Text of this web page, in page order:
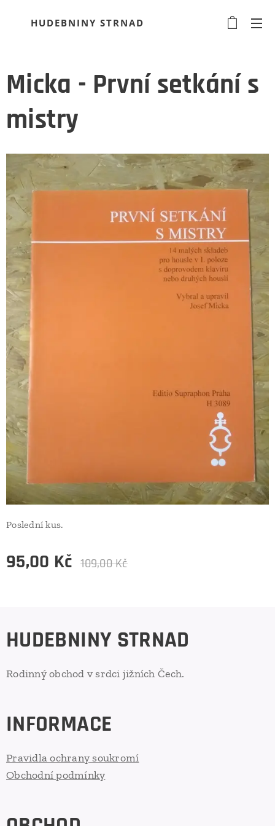
HUDEBNINY STRNAD
Micka - První setkání s
mistry
Poslední kus.
95,00 Kč 109,00Kč
HUDEBNINY STRNAD
Rodinný obchod v srdci jižních Čech.
INFORMACE
Pravidla ochrany soukromí
Obchodní podmínky